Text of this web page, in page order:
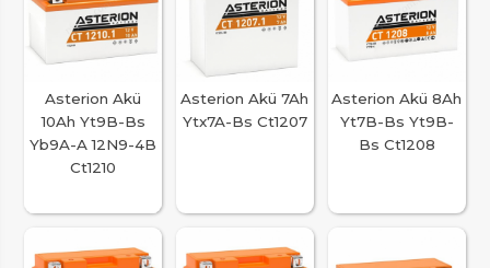
Asterion Akü
10Ah Yt9B-Bs
Yb9A-A 12N9-4B
Ct1210
Asterion Akü 7Ah
Ytx7A-Bs Ct1207
Asterion Akü 8Ah
Yt7B-Bs Yt9B-
Bs Ct1208